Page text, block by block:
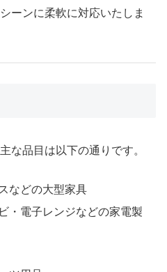
ーンに柔軟に対応いたしま
な品目は以下の通りです。
などの大型家具
・電子レンジなどの家電製